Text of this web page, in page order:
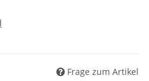
Frage zum Artikel